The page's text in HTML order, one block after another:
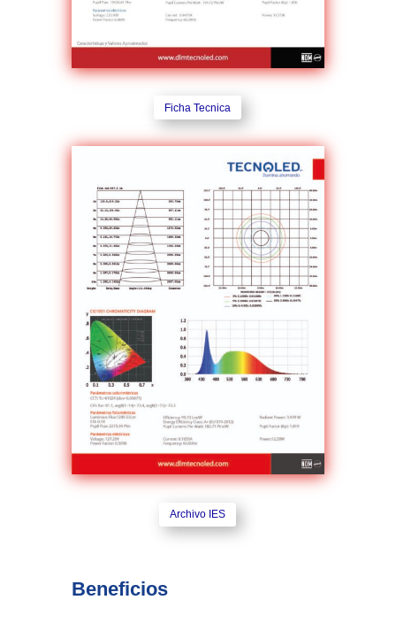
Ficha Tecnica
Archivo IES
Beneficios